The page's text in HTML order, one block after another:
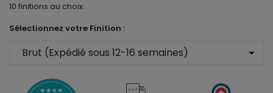
10 finitions au choix
Sélectionnez votre Finition :
arrow_drop_down